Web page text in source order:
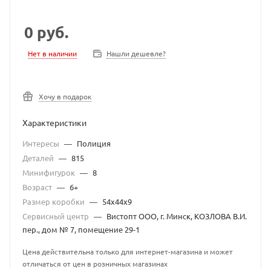
0 руб.
Нет в наличии Нашли дешевле?
Хочу в подарок
Характеристики
Интересы — Полиция
Деталей — 815
Минифигурок — 8
Возраст — 6+
Размер коробки — 54x44x9
Сервисный центр — Вистопт ООО, г. Минск, КОЗЛОВА В.И.
пер., дом № 7, помещение 29-1
Цена действительна только для интернет-магазина и может
отличаться от цен в розничных магазинах